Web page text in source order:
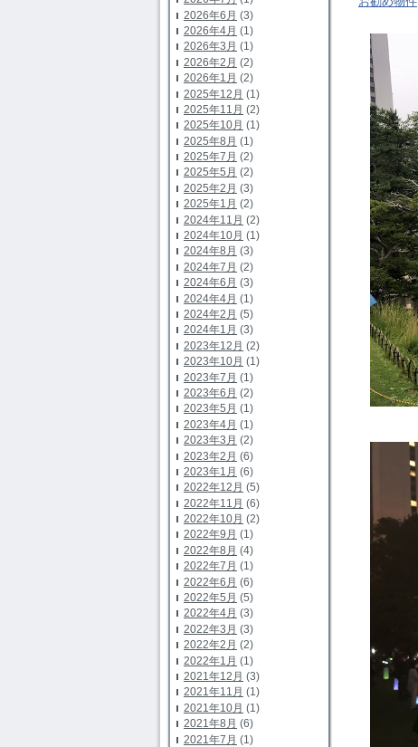
2026年6月 (3)
2026年4月 (1)
2026年3月 (1)
2026年2月 (2)
2026年1月 (2)
2025年12月 (1)
2025年11月 (2)
2025年10月 (1)
2025年8月 (1)
2025年7月 (2)
2025年5月 (2)
2025年2月 (3)
2025年1月 (2)
2024年11月 (2)
2024年10月 (1)
2024年8月 (3)
2024年7月 (2)
2024年6月 (3)
2024年4月 (1)
2024年2月 (5)
2024年1月 (3)
2023年12月 (2)
2023年10月 (1)
2023年7月 (1)
2023年6月 (2)
2023年5月 (1)
2023年4月 (1)
2023年3月 (2)
2023年2月 (6)
2023年1月 (6)
2022年12月 (5)
2022年11月 (6)
2022年10月 (2)
2022年9月 (1)
2022年8月 (4)
2022年7月 (1)
2022年6月 (6)
2022年5月 (5)
2022年4月 (3)
2022年3月 (3)
2022年2月 (2)
2022年1月 (1)
2021年12月 (3)
2021年11月 (1)
2021年10月 (1)
2021年8月 (6)
2021年7月 (1)